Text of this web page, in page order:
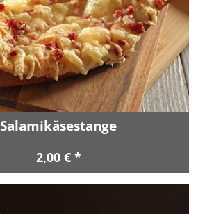
Salamikäsestange
2,00 € *